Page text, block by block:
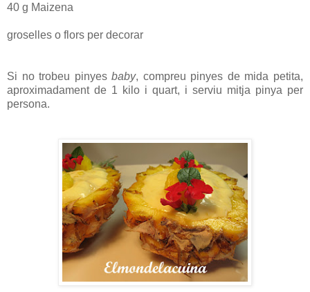
40 g Maizena
groselles o flors per decorar
Si no trobeu pinyesbaby, compreu pinyes de mida petita,
aproximadament de 1 kilo i quart, i serviu mitja pinya per
persona.